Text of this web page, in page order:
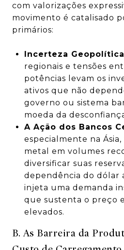
com valorizações
movimento é catalisado
primários:
Incerteza
regionais e tensões
potências levam os
ativos que não
governo ou sistema
moeda da
A Ação dos Bancos
especialmente na
metal em volumes
diversificar suas
dependência do dólar
injeta uma demanda
que sustenta o preço
elevados.
B. As Barreira da